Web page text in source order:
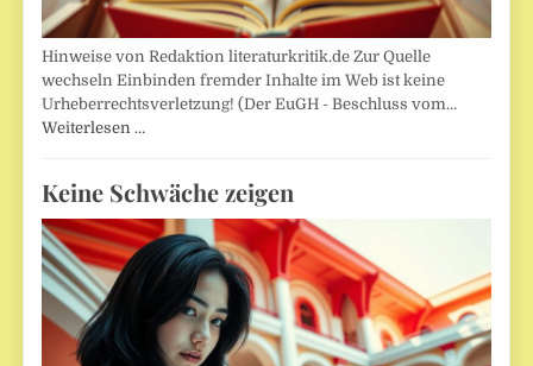
Hinweise von Redaktion literaturkritik.de Zur Quelle
wechseln Einbinden fremder Inhalte im Web ist keine
Urheberrechtsverletzung! (Der EuGH - Beschluss vom…
Weiterlesen …
Keine Schwäche zeigen